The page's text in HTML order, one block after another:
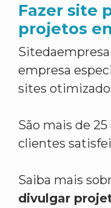
Fazer site
projetos
empresa
sites
São mais de
clientes
Saiba mais
divulgar